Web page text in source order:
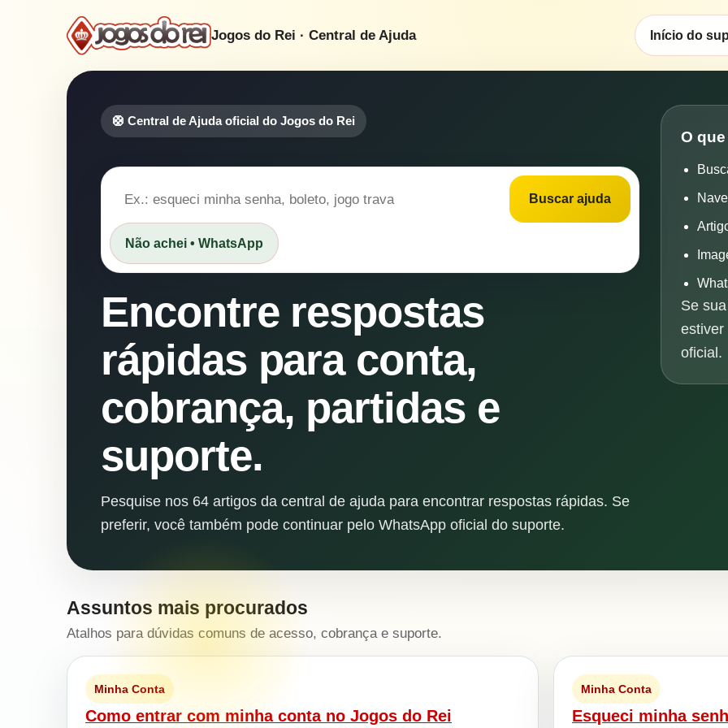
Jogos do Rei · Central de Ajuda Início do
🛟 Central de Ajuda oficial do Jogos do Rei
Buscar
na
central
ajuda
Buscar ajuda
Não achei • WhatsApp
Encontre respostas
rápidas para conta,
cobrança, partidas e
suporte.
Pesquise nos 64 artigos da central de ajuda para encontrar respostas rápidas. Se
preferir, você também pode continuar pelo WhatsApp oficial do suporte.
O
Se
estiver
oficial.
Assuntos mais procurados
Atalhos para dúvidas comuns de acesso, cobrança e suporte.
Minha Conta
Como entrar com minha conta no Jogos do Rei
Minha Conta
Esqueci minha